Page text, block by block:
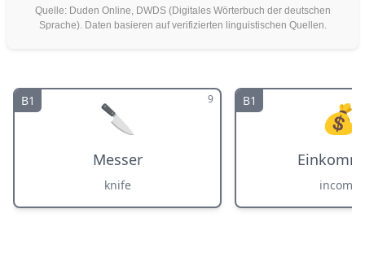
Quelle: Duden Online, DWDS (Digitales Wörterbuch der deutschen
Sprache). Daten basieren auf verifizierten linguistischen Quellen.
B1 9
🔪
Messer
knife
B1 💰
income